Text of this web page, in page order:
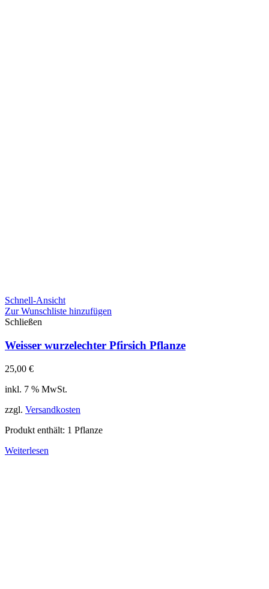
Schnell-Ansicht
Zur Wunschliste hinzufügen
Schließen
Weisser wurzelechter Pfirsich Pflanze
25,00 €
inkl. 7 % MwSt.
zzgl. Versandkosten
Produkt enthält: 1 Pflanze
Weiterlesen